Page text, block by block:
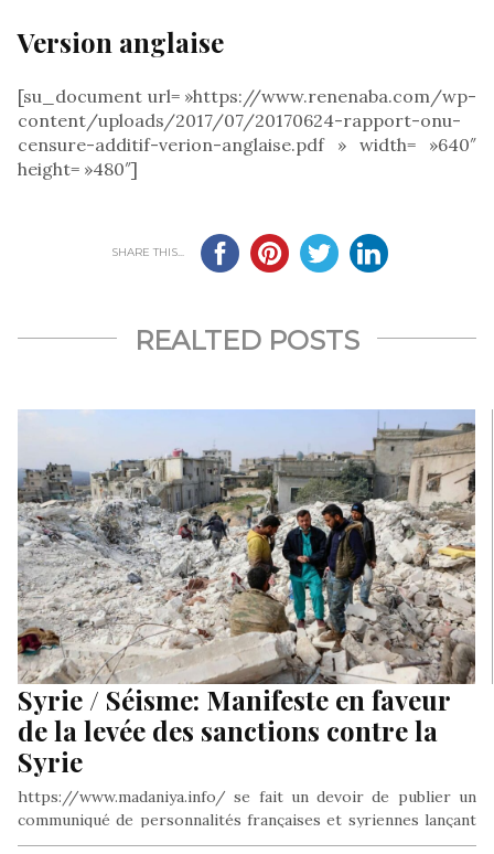
Version anglaise
[su_document url= »https://www.renenaba.com/wp-
content/uploads/2017/07/20170624-rapport-onu-
censure-additif-verion-anglaise.pdf » width= »640″
height= »480″]
SHARE THIS...
REALTED POSTS
Syrie / Séisme: Manifeste en faveur
de la levée des sanctions contre la
Syrie
https://www.madaniya.info/ se fait un devoir de publier un
communiqué de personnalités françaises et syriennes lançant
un appel à la levée…